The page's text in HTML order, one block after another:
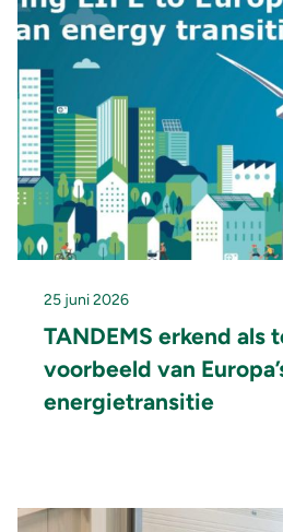
25 juni 2026
TANDEMS erkend als
voorbeeld van
energietransitie